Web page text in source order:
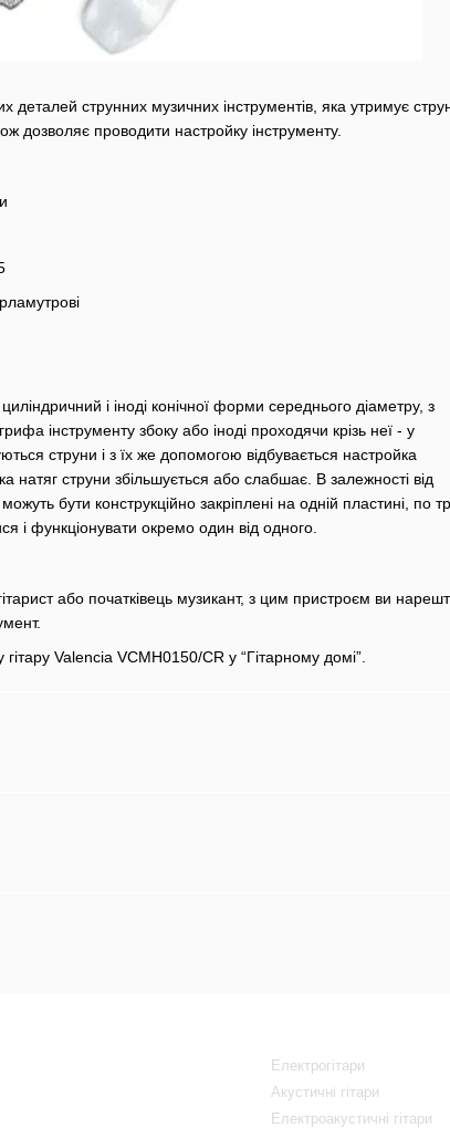
деталей струнних музичних інструментів, яка утримує
дозволяє проводити настройку інструменту.
і іноді конічної форми середнього діаметру, з
інструменту збоку або іноді проходячи крізь неї - у
струни і з їх же допомогою відбувається настройка
натяг струни збільшується або слабшає. В залежності від
бути конструкційно закріплені на одній пластині, по
і функціонувати окремо один від одного.
або початківець музикант, з цим пристроєм ви
Valencia VCMH0150/CR у “Гітарному домі”.
Електрогітари
Акустичні гітари
Електроакустичні гітари